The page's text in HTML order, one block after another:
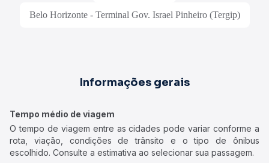
Belo Horizonte - Terminal Gov. Israel Pinheiro (Tergip)
Informações gerais
Tempo médio de viagem
O tempo de viagem entre as cidades pode variar conforme a
rota, viação, condições de trânsito e o tipo de ônibus
escolhido. Consulte a estimativa ao selecionar sua passagem.